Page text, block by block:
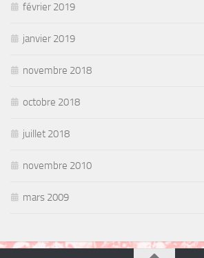
février 2019
janvier 2019
novembre 2018
octobre 2018
juillet 2018
novembre 2010
mars 2009